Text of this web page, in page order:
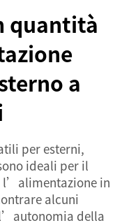
quantità
a
per esterni,
ideali per il
in
alcuni
della